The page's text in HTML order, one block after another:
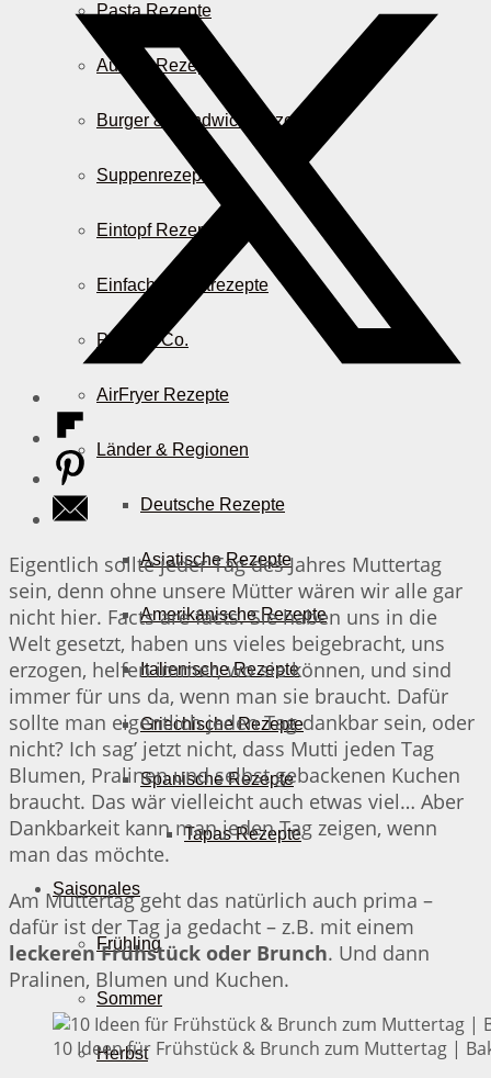
Pasta Rezepte
Auflauf Rezepte
Burger & Sandwich Rezepte
Suppenrezepte
Eintopf Rezepte
Einfache Salatrezepte
Pizza & Co.
AirFryer Rezepte
Länder & Regionen
Deutsche Rezepte
Asiatische Rezepte
Amerikanische Rezepte
Italienische Rezepte
Griechische Rezepte
Spanische Rezepte
Tapas Rezepte
Saisonales
Frühling
Sommer
Herbst
Eigentlich sollte jeder Tag des Jahres Muttertag
sein, denn ohne unsere Mütter wären wir alle gar
nicht hier. Facts are facts. Sie haben uns in die
Welt gesetzt, haben uns vieles beigebracht, uns
erzogen, helfen immer, wo sie können, und sind
immer für uns da, wenn man sie braucht. Dafür
sollte man eigentlich jeden Tag dankbar sein, oder
nicht? Ich sag’ jetzt nicht, dass Mutti jeden Tag
Blumen, Pralinen und selbst gebackenen Kuchen
braucht. Das wär vielleicht auch etwas viel… Aber
Dankbarkeit kann man jeden Tag zeigen, wenn
man das möchte.
Am Muttertag geht das natürlich auch prima –
dafür ist der Tag ja gedacht – z.B. mit einem
leckeren Frühstück oder Brunch. Und dann
Pralinen, Blumen und Kuchen.
10 Ideen für Frühstück & Brunch zum Muttertag |